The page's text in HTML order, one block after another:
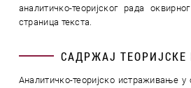
аналитичко-теоријског рада
страница текста.
САДРЖАЈ ТЕОРИЈСКЕ
Аналитичко-теоријско истраживање у